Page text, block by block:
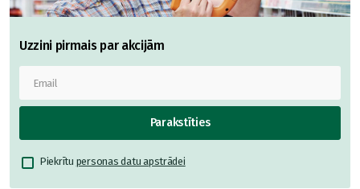
Uzzini pirmais par akcijām
Parakstīties
Piekrītu personas datu apstrādei